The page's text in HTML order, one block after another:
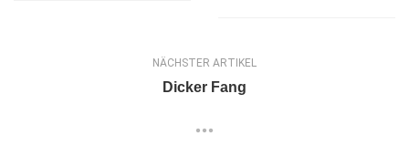
NÄCHSTER ARTIKEL
Dicker Fang